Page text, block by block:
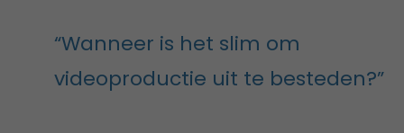
“Wanneer is het slim om
videoproductie uit te besteden?”